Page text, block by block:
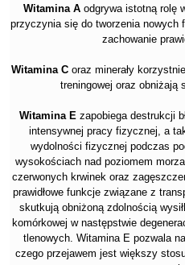
Witamina A odgrywa istotną rolę
przyczynia się do tworzenia nowych
zachowanie
Witamina C oraz minerały
treningowej oraz obniżają
Witamina E zapobiega destrukcji
intensywnej pracy fizycznej, a
wydolności fizycznej podczas
wysokościach nad poziomem
czerwonych krwinek oraz
prawidłowe funkcje związane z
skutkują obniżoną zdolnością
komórkowej w następstwie
tlenowych. Witamina E pozwala
czego przejawem jest większy